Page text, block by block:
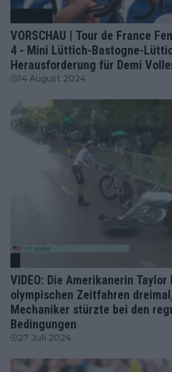
VORSCHAU | Tour de France
4 - Mini Lüttich-Bastogne-
Herausforderung für Demi
14 August 2024
VIDEO: Die Amerikanerin
olympischen Zeitfahren
Mechaniker stürzte bei den
Bedingungen
27 Juli 2024